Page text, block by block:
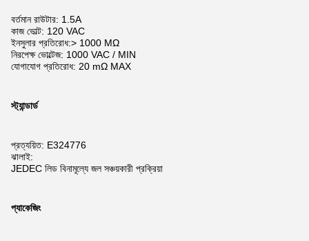
বর্তমান রাউটার: 1.5A
কাজ ভোল্ট: 120 VAC
ইনসুলার প্রতিরোধ:> 1000 MΩ
নিরপেক্ষ ভোল্টেজ: 1000 VAC / MIN
যোগাযোগ প্রতিরোধ: 20 mΩ MAX
স্ট্যান্ডার্ড
প্রত্যয়িত: E324776
ঝালাই:
JEDEC লিড বিনামূল্যে জল সঞ্চয়কারী প্রক্রিয়া
প্যাকেজিং